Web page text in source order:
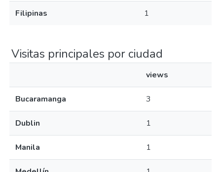
Filipinas 1
Visitas principales por ciudad
views
Bucaramanga 3
Dublin 1
Manila 1